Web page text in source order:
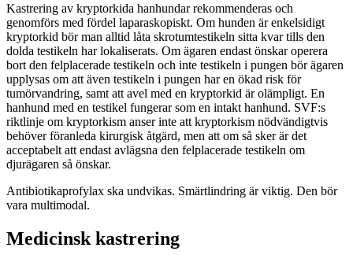
Kastrering av kryptorkida hanhundar rekommenderas och
genomförs med fördel laparaskopiskt. Om hunden är enkelsidigt
kryptorkid bör man alltid låta skrotumtestikeln sitta kvar tills den
dolda testikeln har lokaliserats. Om ägaren endast önskar operera
bort den felplacerade testikeln och inte testikeln i pungen bör ägaren
upplysas om att även testikeln i pungen har en ökad risk för
tumörvandring, samt att avel med en kryptorkid är olämpligt. En
hanhund med en testikel fungerar som en intakt hanhund. SVF:s
riktlinje om kryptorkism anser inte att kryptorkism nödvändigtvis
behöver föranleda kirurgisk åtgärd, men att om så sker är det
acceptabelt att endast avlägsna den felplacerade testikeln om
djurägaren så önskar.
Antibiotikaprofylax ska undvikas. Smärtlindring är viktig. Den bör
vara multimodal.
Medicinsk kastrering